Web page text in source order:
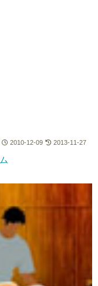
2010-12-09 2013-11-27